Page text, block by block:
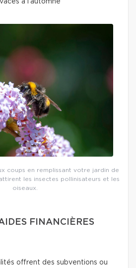
à l’automne
coups en remplissant votre jardin de
les insectes pollinisateurs et les
oiseaux.
FINANCIÈRES
offrent des subventions ou